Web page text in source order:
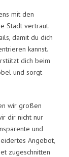
mit den
Stadt vertraut.
damit du dich
kannst.
dich beim
und sorgt
wir großen
dir nicht nur
und
Angebot,
zugeschnitten